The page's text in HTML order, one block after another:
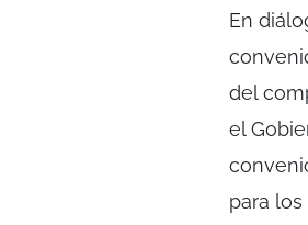
En
del
el
para